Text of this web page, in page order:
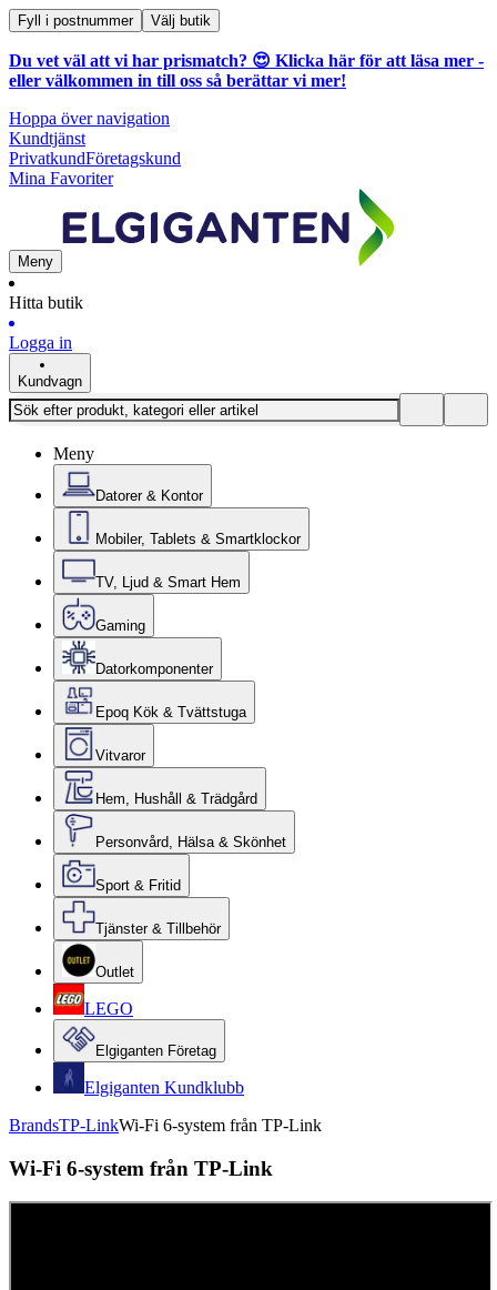
Fyll i postnummer Välj butik
Du vet väl att vi har prismatch? 😍 Klicka här för att läsa mer -
eller välkommen in till oss så berättar vi mer!
Hoppa över navigation
Kundtjänst
PrivatkundFöretagskund
Mina Favoriter
Meny
Hitta butik
Logga in
Kundvagn
Meny
Datorer & Kontor
Mobiler, Tablets & Smartklockor
TV, Ljud & Smart Hem
Gaming
Datorkomponenter
Epoq Kök & Tvättstuga
Vitvaror
Hem, Hushåll & Trädgård
Personvård, Hälsa & Skönhet
Sport & Fritid
Tjänster & Tillbehör
Outlet
LEGO
Elgiganten Företag
Elgiganten Kundklubb
BrandsTP-LinkWi-Fi 6-system från TP-Link
Wi-Fi 6-system från TP-Link